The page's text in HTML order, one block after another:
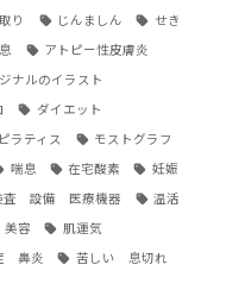
り じんましん せき
アトピー性皮膚炎
ナルのイラスト
ダイエット
ピラティス モストグラフ
喘息 在宅酸素 妊娠
査 設備 医療機器 温活
美容 肌運気
鼻炎 苦しい 息切れ